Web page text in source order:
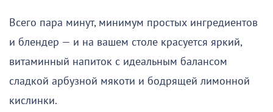
Всего пара минут, минимум простых ингредиентов
и блендер — и на вашем столе красуется яркий,
витаминный напиток с идеальным балансом
сладкой арбузной мякоти и бодрящей лимонной
кислинки.